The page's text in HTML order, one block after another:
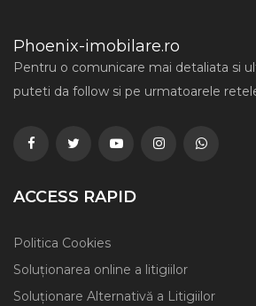
Phoenix-imobilare.ro
Pentru o comunicare mai detaliata si
puteti da follow si pe urmatoarele
ACCESS RAPID
Politica Cookies
Soluționarea online a litigiilor
Soluționare Alternativă a Litigiilor